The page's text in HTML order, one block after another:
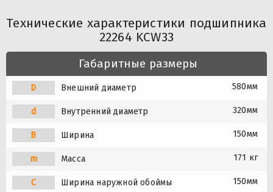
Технические характеристики подшипника
22264 KCW33
Габаритные размеры
D Внешний диаметр 580мм
d Внутренний диаметр 320мм
B Ширина 150мм
m Масса 171 кг
C Ширина наружной обоймы 150мм